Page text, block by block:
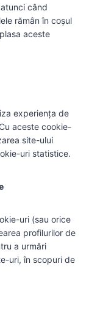
când
rămân în coșul
aceste
experiența de
aceste cookie-
site-ului
uri statistice.
uri (sau orice
profilurilor de
a urmări
uri, în scopuri de